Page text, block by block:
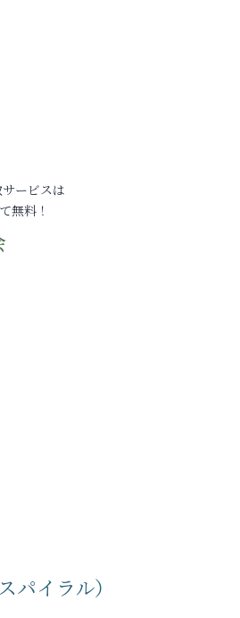
ービスは
無料！
パイラル）